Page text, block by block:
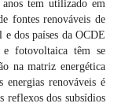
tem utilizado em
fontes renováveis de
dos países da OCDE
e fotovoltaica têm se
na matriz energética
energias renováveis é
reflexos dos subsídios